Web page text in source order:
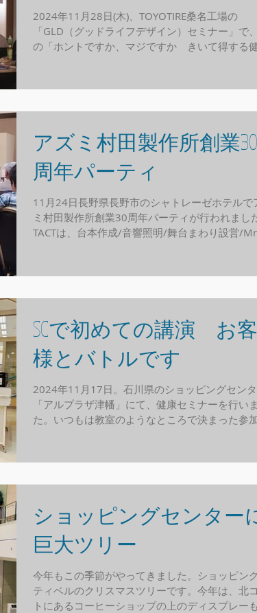
2024年11月28日(木)、TOYOTIRE桑名工場の
「GLD（グッドライフデザイン）セミナー」で、
の「ホントですか、マジですか きいて得する健
最も興味のあるお話しでしたが、私...
アズミ村田製作所創業30
周年パーティ
11月24日長野県長野市のシャトレーゼホテルで
ミ村田製作所創業30周年パーティが行われました
TACTは、台本作成/音響照明/舞台まわり設営/Mr.
うことで、みなさん大いに...
SCで初めての講演 お客
様とバトルです
2024年11月17日。石川県のショッピングセンタ
「アルプラザ津幡」にて、健康セミナーを行いま
た。いつもは教室のようなところで決まった参加
話を聞き始めた方は絶対に逃がさないよう...
ショッピングセンターに
巨大ツリー
今年もこの季節がやってきました。ショッピング
ティベルのクリスマスツリーです。今年は、北コ
トにあるコーヒーショップの上のディスプレーも